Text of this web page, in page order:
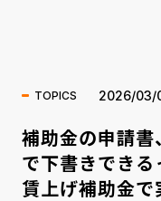
TOPICS 2026/03/
補助金の申請書
で下書きできる
賃上げ補助金で